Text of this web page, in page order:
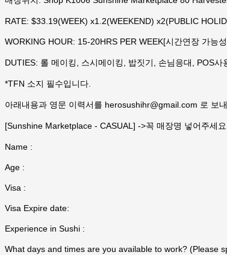
RATE: $33.19(WEEK) x1.2(WEEKEND) x2(PUBLIC
WORKING HOUR: 15-20HRS PER WEEK[시간연장 가능
DUTIES: 롤 메이킹, 스시메이킹, 밥짓기, 손님응대, POS사
*TFN 소지 필수입니다.
아래내용과 영문 이력서를 herosushihr@gmail.com 로 보
[Sunshine Marketplace - CASUAL] ->꼭 매장명 넣어주세
Name :
Age :
Visa :
Visa Expire date:
Experience in Sushi :
What days and times are you available to work? (Please